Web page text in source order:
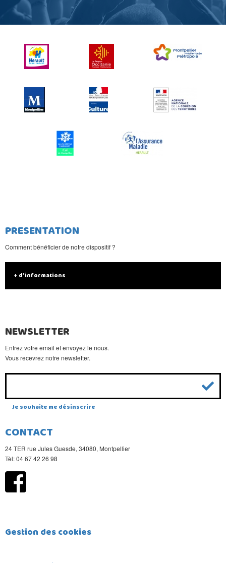
PRESENTATION
Comment bénéficier de notre dispositif ?
+ d'informations
NEWSLETTER
Entrez votre email et envoyez le nous.
Vous recevrez notre newsletter.
Je souhaite me désinscrire
CONTACT
24 TER rue Jules Guesde, 34080, Montpellier
Tèl: 04 67 42 26 98
Gestion des cookies